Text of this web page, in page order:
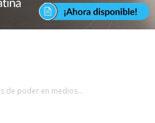
de poder en medios...